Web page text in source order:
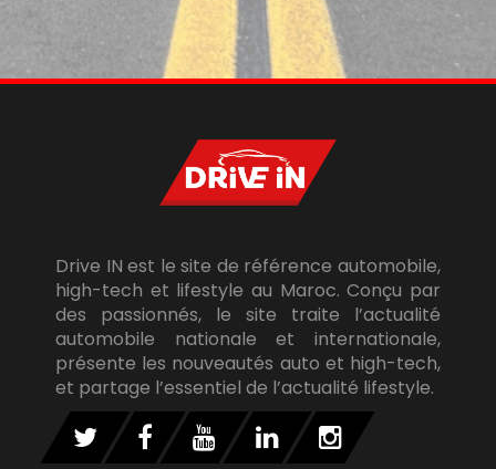
Drive IN est le site de référence automobile,
high-tech et lifestyle au Maroc. Conçu par
des passionnés, le site traite l’actualité
automobile nationale et internationale,
présente les nouveautés auto et high-tech,
et partage l’essentiel de l’actualité lifestyle.